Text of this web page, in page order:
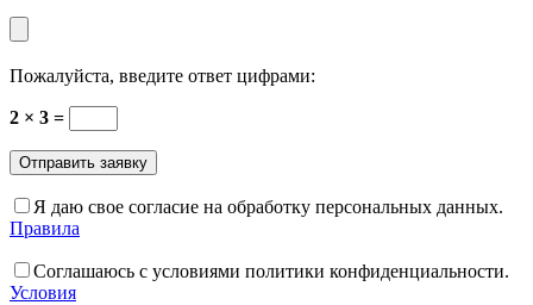
Пожалуйста, введите ответ цифрами:
2 × 3 =
Я даю свое согласие на обработку персональных данных.
Правила
Соглашаюсь с условиями политики конфиденциальности.
Условия